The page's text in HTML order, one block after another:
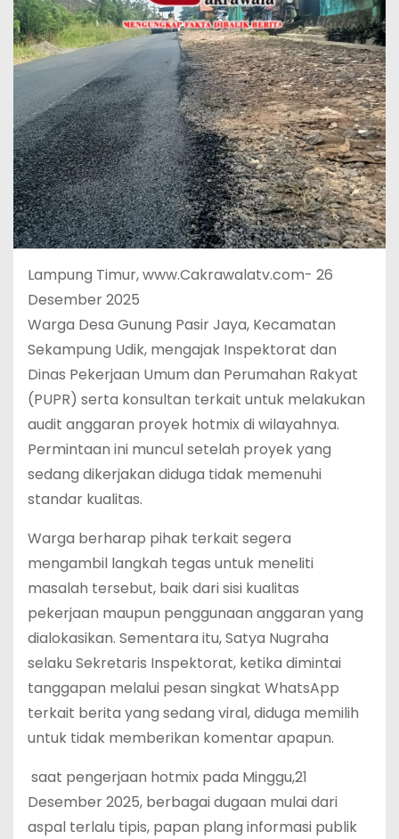
Lampung Timur, www.Cakrawalatv.com- 26
Desember 2025
Warga Desa Gunung Pasir Jaya, Kecamatan
Sekampung Udik, mengajak Inspektorat dan
Dinas Pekerjaan Umum dan Perumahan Rakyat
(PUPR) serta konsultan terkait untuk melakukan
audit anggaran proyek hotmix di wilayahnya.
Permintaan ini muncul setelah proyek yang
sedang dikerjakan diduga tidak memenuhi
standar kualitas.
Warga berharap pihak terkait segera
mengambil langkah tegas untuk meneliti
masalah tersebut, baik dari sisi kualitas
pekerjaan maupun penggunaan anggaran yang
dialokasikan. Sementara itu, Satya Nugraha
selaku Sekretaris Inspektorat, ketika dimintai
tanggapan melalui pesan singkat WhatsApp
terkait berita yang sedang viral, diduga memilih
untuk tidak memberikan komentar apapun.
saat pengerjaan hotmix pada Minggu,21
Desember 2025, berbagai dugaan mulai dari
aspal terlalu tipis, papan plang informasi publik